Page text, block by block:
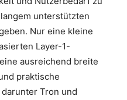
unterstützten
Nur eine kleine
Layer-1-
ausreichend breite
praktische
Tron und